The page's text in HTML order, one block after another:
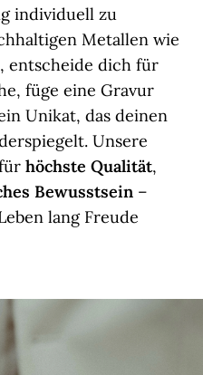
individuell zu
Metallen wie
, entscheide dich für
füge eine Gravur
Unikat, das deinen
Unsere
höchste Qualität,
Bewusstsein –
lang Freude